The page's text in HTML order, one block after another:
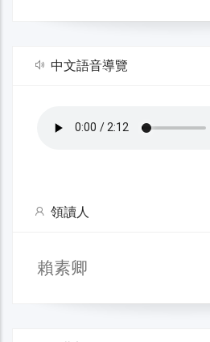
中文語音導覽
領讀人
賴素卿